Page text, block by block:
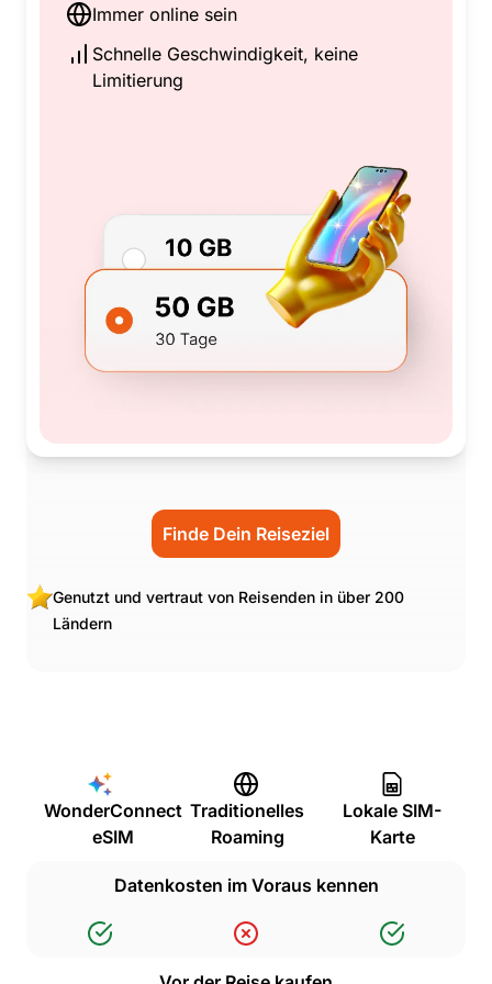
Immer online sein
Schnelle Geschwindigkeit, keine
Limitierung
Finde Dein Reiseziel
Genutzt und vertraut von Reisenden in über 200
Ländern
WonderConnect
eSIM
Traditionelles
Roaming
Lokale SIM-
Karte
Datenkosten im Voraus kennen